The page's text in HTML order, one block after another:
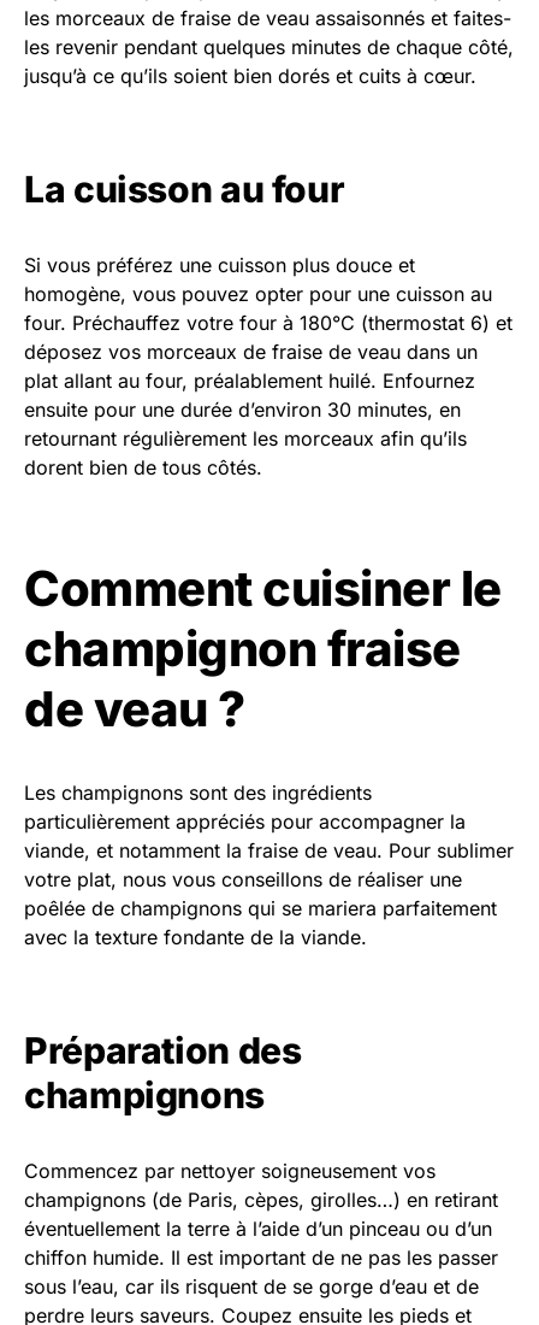
les morceaux de fraise de veau assaisonnés et faites-
les revenir pendant quelques minutes de chaque côté,
jusqu’à ce qu’ils soient bien dorés et cuits à cœur.
La cuisson au four
Si vous préférez une cuisson plus douce et
homogène, vous pouvez opter pour une cuisson au
four. Préchauffez votre four à 180°C (thermostat 6) et
déposez vos morceaux de fraise de veau dans un
plat allant au four, préalablement huilé. Enfournez
ensuite pour une durée d’environ 30 minutes, en
retournant régulièrement les morceaux afin qu’ils
dorent bien de tous côtés.
Comment cuisiner le
champignon fraise
de veau ?
Les champignons sont des ingrédients
particulièrement appréciés pour accompagner la
viande, et notamment la fraise de veau. Pour sublimer
votre plat, nous vous conseillons de réaliser une
poêlée de champignons qui se mariera parfaitement
avec la texture fondante de la viande.
Préparation des
champignons
Commencez par nettoyer soigneusement vos
champignons (de Paris, cèpes, girolles…) en retirant
éventuellement la terre à l’aide d’un pinceau ou d’un
chiffon humide. Il est important de ne pas les passer
sous l’eau, car ils risquent de se gorge d’eau et de
perdre leurs saveurs. Coupez ensuite les pieds et